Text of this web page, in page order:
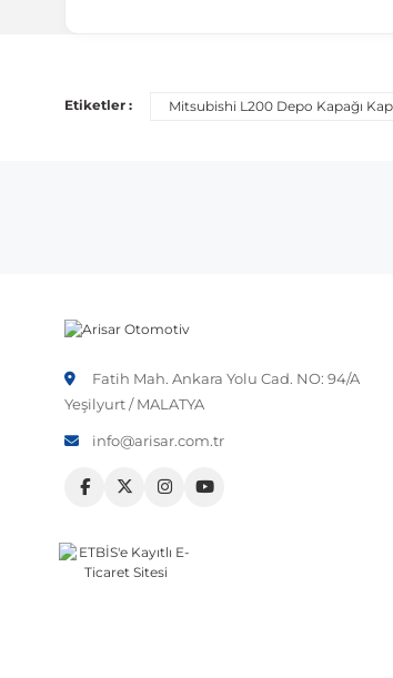
Araç üreticileri aynı model yılı
Etiketler : Mitsubishi L200 Depo Kapağı
Fatih Mah. Ankara Yolu Cad. NO: 94/A
Yeşilyurt / MALATYA
info@arisar.com.tr